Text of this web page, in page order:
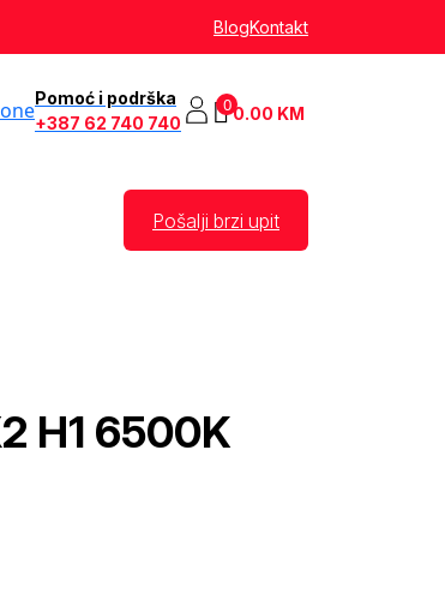
BlogKontakt
Pomoć i podrška
+387 62 740 740
0.00 KM
0
Pošalji brzi upit
H1 6500K